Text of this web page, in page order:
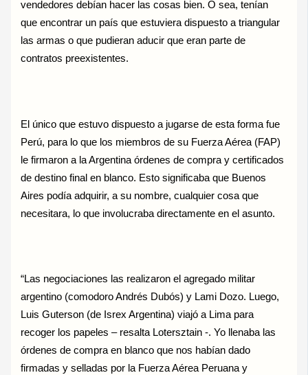
vendedores debían hacer las cosas bien. O sea, tenían
que encontrar un país que estuviera dispuesto a triangular
las armas o que pudieran aducir que eran parte de
contratos preexistentes.
El único que estuvo dispuesto a jugarse de esta forma fue
Perú, para lo que los miembros de su Fuerza Aérea (FAP)
le firmaron a la Argentina órdenes de compra y certificados
de destino final en blanco. Esto significaba que Buenos
Aires podía adquirir, a su nombre, cualquier cosa que
necesitara, lo que involucraba directamente en el asunto.
“Las negociaciones las realizaron el agregado militar
argentino (comodoro Andrés Dubós) y Lami Dozo. Luego,
Luis Guterson (de Isrex Argentina) viajó a Lima para
recoger los papeles – resalta Lotersztain -. Yo llenaba las
órdenes de compra en blanco que nos habían dado
firmadas y selladas por la Fuerza Aérea Peruana y